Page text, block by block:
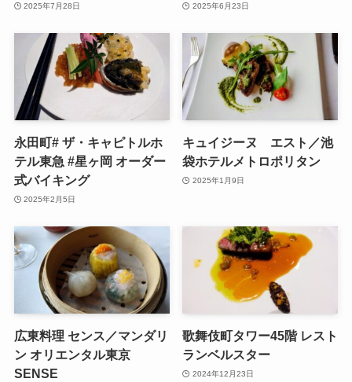
2025年7月28日 2025年6月23日
永田町# ザ・キャピトルホ
テル東急 #星ヶ岡 オーダー
式バイキング
2025年2月5日
キュイジーヌ エスト／池
袋ホテルメトロポリタン
2025年1月9日
広東料理 センス／マンダリ
ン オリエンタル東京
SENSE
歌舞伎町タワー45階 レスト
ランベルスター
2024年12月23日